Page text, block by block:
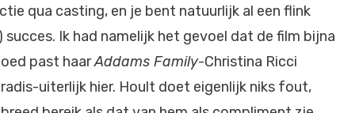
qua casting, en je bent natuurlijk al een flink
Ik had namelijk het gevoel dat de film bijna
past haarAddams Family-Christina Ricci
uiterlijk hier. Hoult doet eigenlijk niks fout,